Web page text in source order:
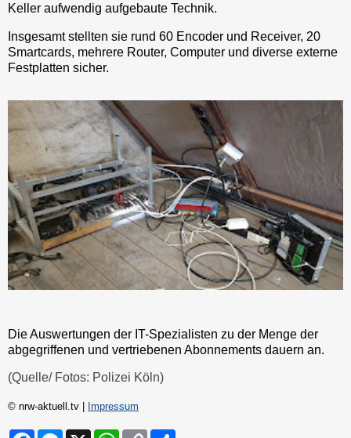
Keller aufwendig aufgebaute Technik.
Insgesamt stellten sie rund 60 Encoder und Receiver, 20
Smartcards, mehrere Router, Computer und diverse externe
Festplatten sicher.
Die Auswertungen der IT-Spezialisten zu der Menge der
abgegriffenen und vertriebenen Abonnements dauern an.
(Quelle/ Fotos: Polizei Köln)
© nrw-aktuell.tv | Impressum